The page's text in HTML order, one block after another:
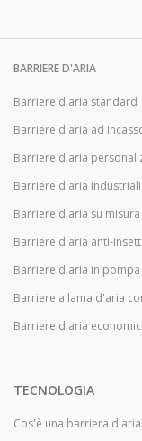
BARRIERE D'ARIA
Barriere d'aria standard
Barriere d'aria ad
Barriere d'aria
Barriere d'aria
Barriere d'aria su
Barriere d'aria anti-
Barriere d'aria in
Barriere a lama d'aria
Barriere d'aria
TECNOLOGIA
Cos'è una barriera